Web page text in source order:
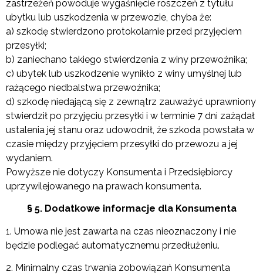
zastrzeżeń powoduje wygaśnięcie roszczeń z tytułu
ubytku lub uszkodzenia w przewozie, chyba że:
a) szkodę stwierdzono protokolarnie przed przyjęciem
przesyłki;
b) zaniechano takiego stwierdzenia z winy przewoźnika;
c) ubytek lub uszkodzenie wynikło z winy umyślnej lub
rażącego niedbalstwa przewoźnika;
d) szkodę niedającą się z zewnątrz zauważyć uprawniony
stwierdził po przyjęciu przesyłki i w terminie 7 dni zażądał
ustalenia jej stanu oraz udowodnił, że szkoda powstała w
czasie między przyjęciem przesyłki do przewozu a jej
wydaniem.
Powyższe nie dotyczy Konsumenta i Przedsiębiorcy
uprzywilejowanego na prawach konsumenta.
§ 5. Dodatkowe informacje dla Konsumenta
1. Umowa nie jest zawarta na czas nieoznaczony i nie
będzie podlegać automatycznemu przedłużeniu.
2. Minimalny czas trwania zobowiązań Konsumenta